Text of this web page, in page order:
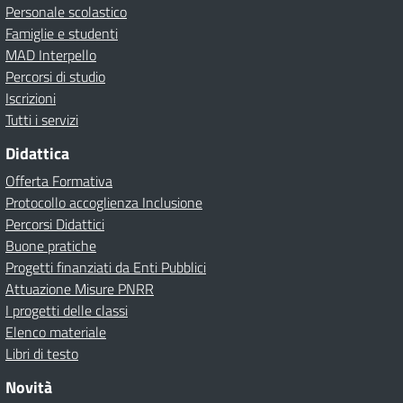
Personale scolastico
Famiglie e studenti
MAD Interpello
Percorsi di studio
Iscrizioni
Tutti i servizi
Didattica
Offerta Formativa
Protocollo accoglienza Inclusione
Percorsi Didattici
Buone pratiche
Progetti finanziati da Enti Pubblici
Attuazione Misure PNRR
I progetti delle classi
Elenco materiale
Libri di testo
Novità